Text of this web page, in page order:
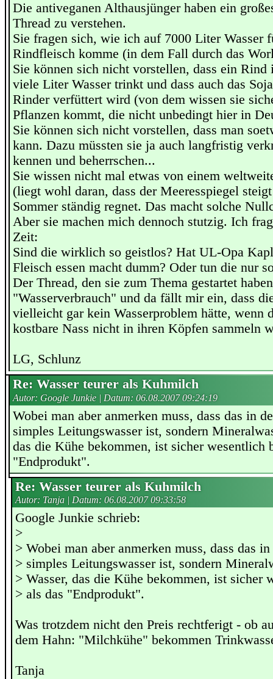
Die antiveganen Althausjünger haben ein
Thread zu verstehen.
Sie fragen sich, wie ich auf 7000 Liter Wasser
Rindfleisch komme (in dem Fall durch das
Sie können sich nicht vorstellen, dass ein Rind
viele Liter Wasser trinkt und dass auch das
Rinder verfüttert wird (von dem wissen sie
Pflanzen kommt, die nicht unbedingt hier in
Sie können sich nicht vorstellen, dass man
kann. Dazu müssten sie ja auch langfristig
kennen und beherrschen...
Sie wissen nicht mal etwas von einem
(liegt wohl daran, dass der Meeresspiegel
Sommer ständig regnet. Das macht solche
Aber sie machen mich dennoch stutzig. Ich
Zeit:
Sind die wirklich so geistlos? Hat UL-Opa
Fleisch essen macht dumm? Oder tun die nur
Der Thread, den sie zum Thema gestartet
"Wasserverbrauch" und da fällt mir ein, dass
vielleicht gar kein Wasserproblem hätte, wenn
kostbare Nass nicht in ihren Köpfen sammeln
LG, Schlunz
Re: Wasser teurer als Kuhmilch
Autor: Google Junkie | Datum: 06.08.2007 09:24:19
Wobei man aber anmerken muss, dass das in
simples Leitungswasser ist, sondern
das die Kühe bekommen, ist sicher wesentlich
"Endprodukt".
Re: Wasser teurer als Kuhmilch
Autor: Tanja | Datum: 06.08.2007 09:33:58
Google Junkie schrieb:
>
> Wobei man aber anmerken muss, dass das
> simples Leitungswasser ist, sondern
> Wasser, das die Kühe bekommen, ist sicher
> als das "Endprodukt".
Was trotzdem nicht den Preis rechtferigt - ob
dem Hahn: "Milchkühe" bekommen
Tanja